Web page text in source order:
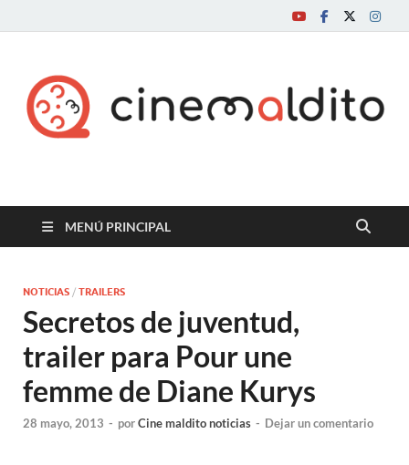
Cine maldito
MENÚ PRINCIPAL
NOTICIAS / TRAILERS
Secretos de juventud,
trailer para Pour une
femme de Diane Kurys
28 mayo, 2013 - porCine maldito noticias - Dejar un comentario